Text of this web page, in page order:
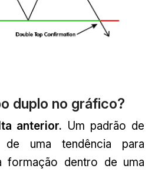
duplo no gráfico?
anterior. Um padrão de
de uma tendência para
formação dentro de uma